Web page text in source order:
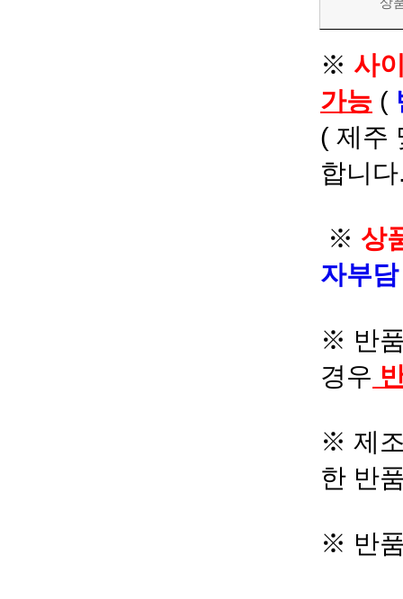
※ 사
가능 (
( 제주
합니
※ 상
자부
※ 반
경우
※ 제
한 반
※ 반